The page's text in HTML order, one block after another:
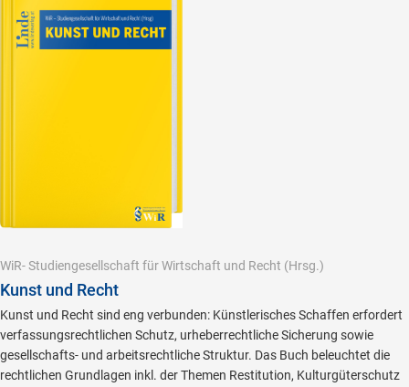
WiR- Studiengesellschaft für Wirtschaft und Recht (Hrsg.)
Kunst und Recht
Kunst und Recht sind eng verbunden: Künstlerisches Schaffen erfordert
verfassungsrechtlichen Schutz, urheberrechtliche Sicherung sowie
gesellschafts- und arbeitsrechtliche Struktur. Das Buch beleuchtet die
rechtlichen Grundlagen inkl. der Themen Restitution, Kulturgüterschutz